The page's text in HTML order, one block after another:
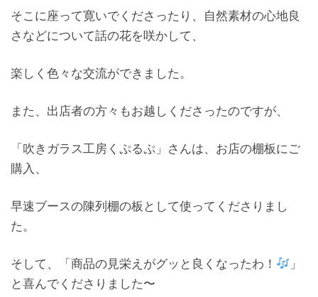
そこに座って寛いでくださったり、自然素材の心地良
さなどについて話の花を咲かして、
楽しく色々な交流ができました。
また、出店者の方々もお越しくださったのですが、
「吹きガラス工房くぷるぷ」さんは、お店の棚板にご
購入、
早速ブースの陳列棚の板として使ってくださりまし
た。
そして、「商品の見栄えがグッと良くなったわ！
」
と喜んでくださりました〜